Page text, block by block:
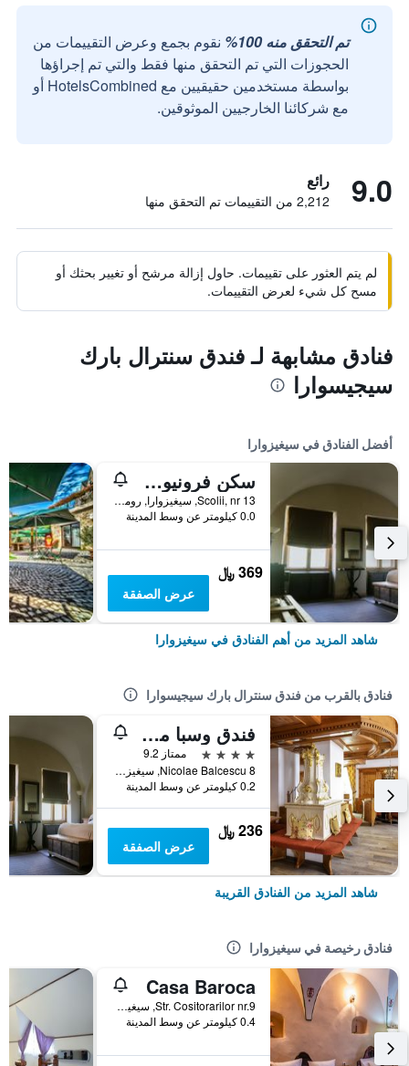
تم التحقق منه 100%
نقوم بجمع وعرض التقييمات من
الحجوزات التي تم التحقق منها فقط والتي تم إجراؤها
بواسطة مستخدمين حقيقيين مع HotelsCombined أو
مع شركائنا الخارجيين الموثوقين.
9.0 رائع
2,212 من التقييمات تم التحقق منها
لم يتم العثور على تقييمات. حاول إزالة مرشح أو تغيير بحثك أو
مسح كل شيء لعرض التقييمات.
فنادق مشابهة لـ فندق سنترال بارك
سيجيسوارا
أفضل الفنادق في سيغيزوارا
سكن فرونيوس البوتيكي
Scolii, nr 13, سيغيزوارا, رومانيا
0.0 كيلومتر عن وسط المدينة
369 ﷼
عرض الصفقة
شاهد المزيد من أهم الفنادق في سيغيزوارا
فنادق بالقرب من فندق سنترال بارك سيجيسوارا
فندق وسبا مركيور سيغيسوارا بيندربوبي
4 نجوم
ممتاز 9.2
Nicolae Balcescu 8, سيغيزوارا, رومانيا
0.2 كيلومتر عن وسط المدينة
236 ﷼
عرض الصفقة
شاهد المزيد من الفنادق القريبة
فنادق رخيصة في سيغيزوارا
Casa Baroca
Str. Cositorarilor nr.9, سيغيزوارا, رومانيا
0.4 كيلومتر عن وسط المدينة